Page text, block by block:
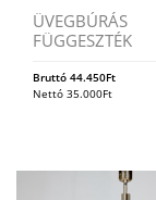
ÜVEGBÚRÁS
FÜGGESZTÉK
Bruttó 44.450Ft
Nettó 35.000Ft